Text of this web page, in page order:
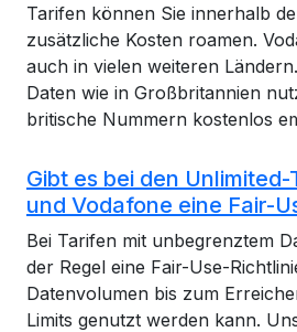
Tarifen können Sie innerhalb
zusätzliche Kosten roamen.
auch in vielen weiteren
Daten wie in Großbritannien
britische Nummern kostenlos
Gibt es bei den
und Vodafone eine Fair-
Bei Tarifen mit unbegrenztem
der Regel eine Fair-Use-
Datenvolumen bis zum
Limits genutzt werden kann.